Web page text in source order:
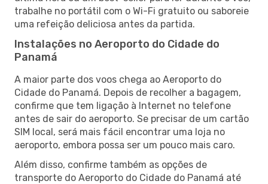
trabalhe no portátil com o Wi-Fi gratuito ou saboreie
uma refeição deliciosa antes da partida.
Instalações no Aeroporto do Cidade do
Panamá
A maior parte dos voos chega ao Aeroporto do
Cidade do Panamá. Depois de recolher a bagagem,
confirme que tem ligação à Internet no telefone
antes de sair do aeroporto. Se precisar de um cartão
SIM local, será mais fácil encontrar uma loja no
aeroporto, embora possa ser um pouco mais caro.
Além disso, confirme também as opções de
transporte do Aeroporto do Cidade do Panamá até